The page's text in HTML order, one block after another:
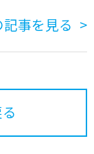
事を見る